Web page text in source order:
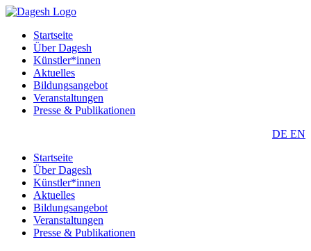
Startseite
Über Dagesh
Künstler*innen
Aktuelles
Bildungsangebot
Veranstaltungen
Presse & Publikationen
DE EN
Startseite
Über Dagesh
Künstler*innen
Aktuelles
Bildungsangebot
Veranstaltungen
Presse & Publikationen